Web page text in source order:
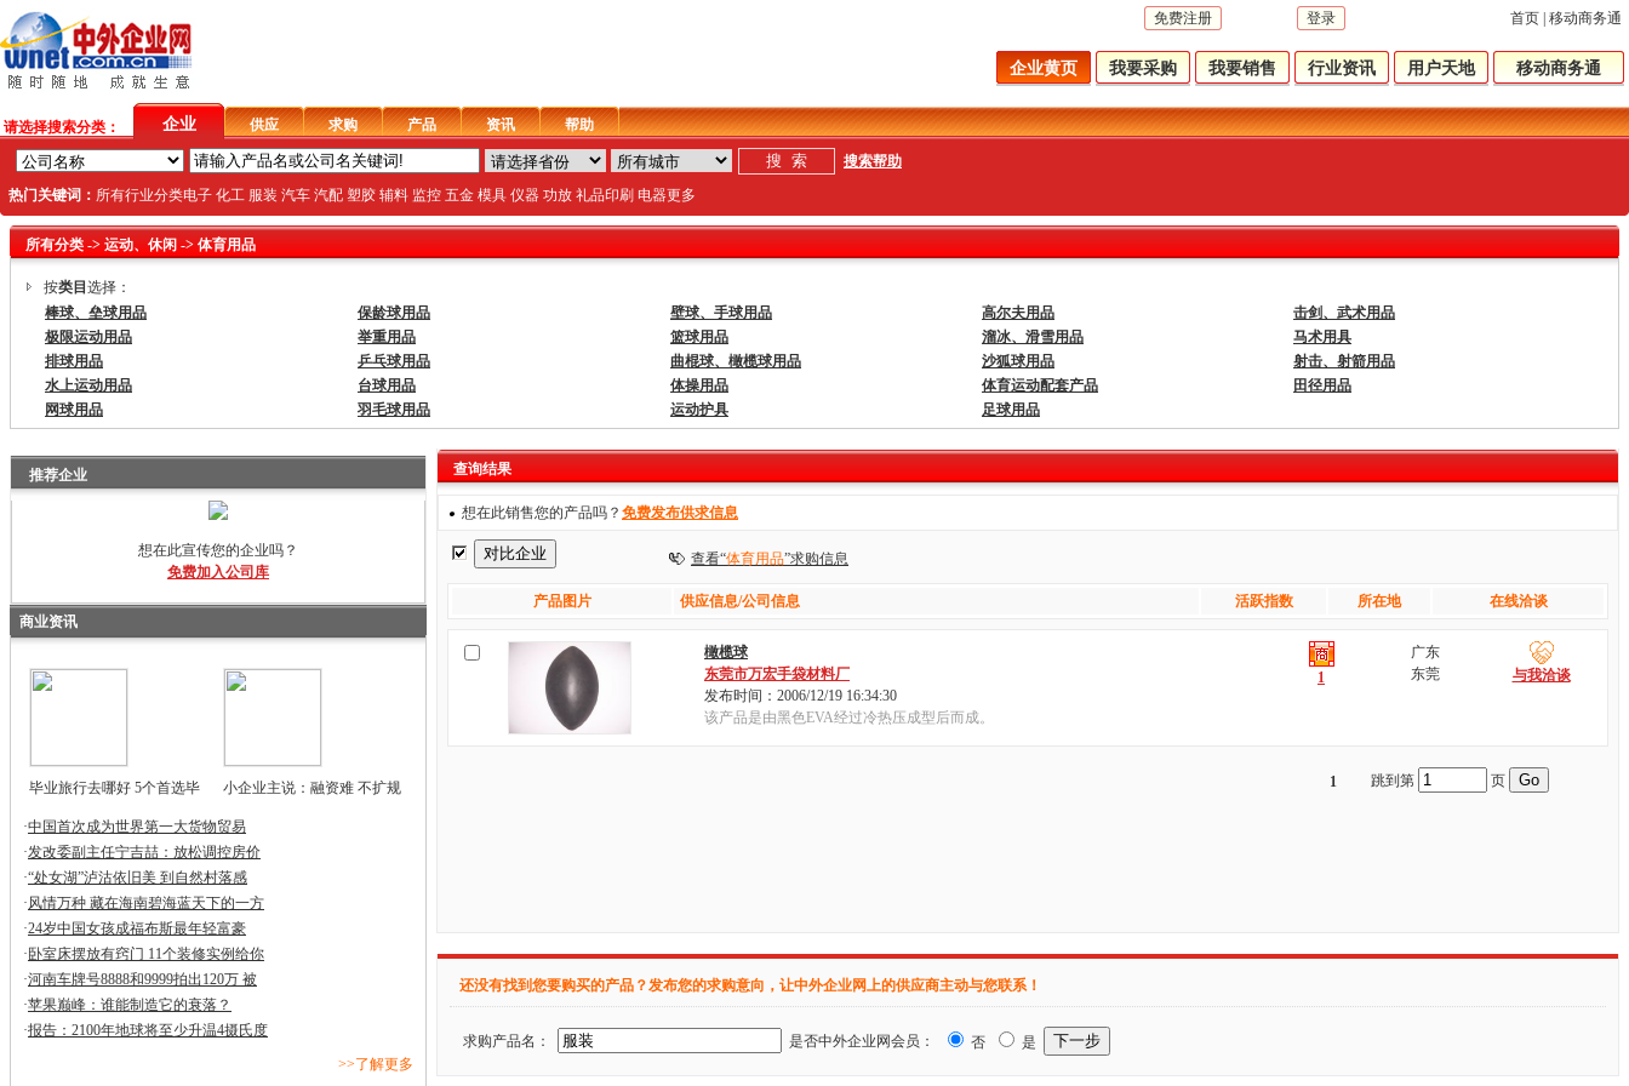
免费注册 登录 首页 移动商务通
企业黄页 我要采购 我要销售 行业资讯 用户天地 移动商务通
请选择搜索分类： 企业 供应 求购 产品 资讯 帮助
搜索帮助
热门关键词： 所有行业分类电子 化工 服装 汽车 汽配 塑胶 辅料 监控 五金 模具 仪器 功放 礼品印刷 电器更多
所有分类 -> 运动、休闲 -> 体育用品
按类目 选择：
棒球、垒球用品
保龄球用品 壁球、手球用品 高尔夫用品
击剑、武术用品
极限运动用品
举重用品 篮球用品 溜冰、滑雪用品
马术用具
排球用品
乒乓球用品 曲棍球、橄榄球用品 沙狐球用品
射击、射箭用品
水上运动用品
台球用品 体操用品 体育运动配套产品
田径用品
网球用品
羽毛球用品 运动护具 足球用品
推荐企业
想在此宣传您的企业吗？
免费加入公司库
商业资讯
毕业旅行去哪好 5个首选毕 小企业主说：融资难 不扩规
·中国首次成为世界第一大货物贸易
·发改委副主任宁吉喆：放松调控房价
·“处女湖”泸沽依旧美 到自然村落感
·风情万种 藏在海南碧海蓝天下的一方
·24岁中国女孩成福布斯最年轻富豪
·卧室床摆放有窍门 11个装修实例给你
·河南车牌号8888和9999拍出120万 被
·苹果巅峰：谁能制造它的衰落？
·报告：2100年地球将至少升温4摄氏度
>>了解更多
查询结果
想在此销售您的产品吗？ 免费发布供求信息
查看“体育用品”求购信息
产品图片 供应信息/公司信息 活跃指数 所在地 在线洽谈
橄榄球
东莞市万宏手袋材料厂
发布时间：2006/12/19 16:34:30
该产品是由黑色EVA经过冷热压成型后而成。
1
广东
东莞
与我洽谈
1 跳到第 页
还没有找到您要购买的产品？发布您的求购意向，让中外企业网上的供应商主动与您联系！
求购产品名： 是否中外企业网会员： 否 是